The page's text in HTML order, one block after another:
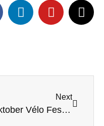
Next
Oktober Vélo Fest 11 & 12 octobre 2024